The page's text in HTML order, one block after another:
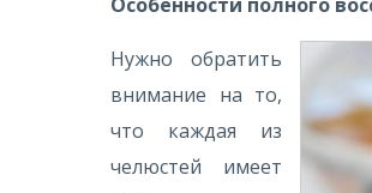
Нужно обратить
внимание на то,
что каждая из
челюстей имеет